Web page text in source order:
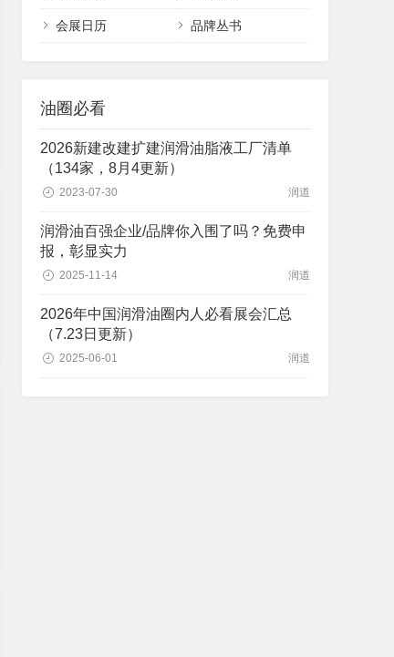
会展日历 品牌丛书
油圈必看
2026新建改建扩建润滑油脂液工厂清单
（134家，8月4更新）
2023-07-30 润道
润滑油百强企业/品牌你入围了吗？免费申
报，彰显实力
2025-11-14 润道
2026年中国润滑油圈内人必看展会汇总
（7.23日更新）
2025-06-01 润道